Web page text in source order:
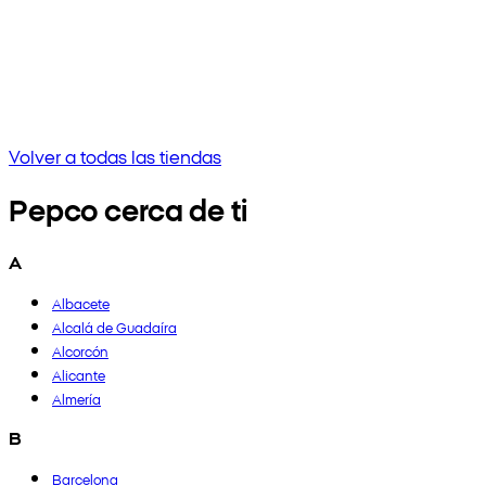
Volver a todas las tiendas
Pepco cerca de ti
A
Albacete
Alcalá de Guadaíra
Alcorcón
Alicante
Almería
B
Barcelona